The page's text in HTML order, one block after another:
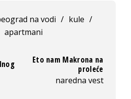
na vodi / kule /
apartmani
Eto nam Makrona na
proleće
naredna vest